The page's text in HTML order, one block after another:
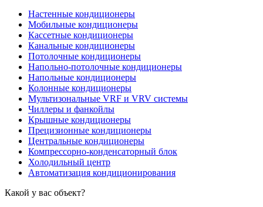
Настенные кондиционеры
Мобильные кондиционеры
Кассетные кондиционеры
Канальные кондиционеры
Потолочные кондиционеры
Напольно-потолочные кондиционеры
Напольные кондиционеры
Колонные кондиционеры
Мультизональные VRF и VRV системы
Чиллеры и фанкойлы
Крышные кондиционеры
Прецизионные кондиционеры
Центральные кондиционеры
Компрессорно-конденсаторный блок
Холодильный центр
Автоматизация кондиционирования
Какой у вас объект?